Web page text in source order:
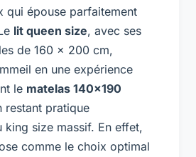
qui épouse parfaitement
lit queen size, avec ses
de 160 x 200 cm,
en une expérience
le matelas 140×190
restant pratique
king size massif. En effet,
comme le choix optimal